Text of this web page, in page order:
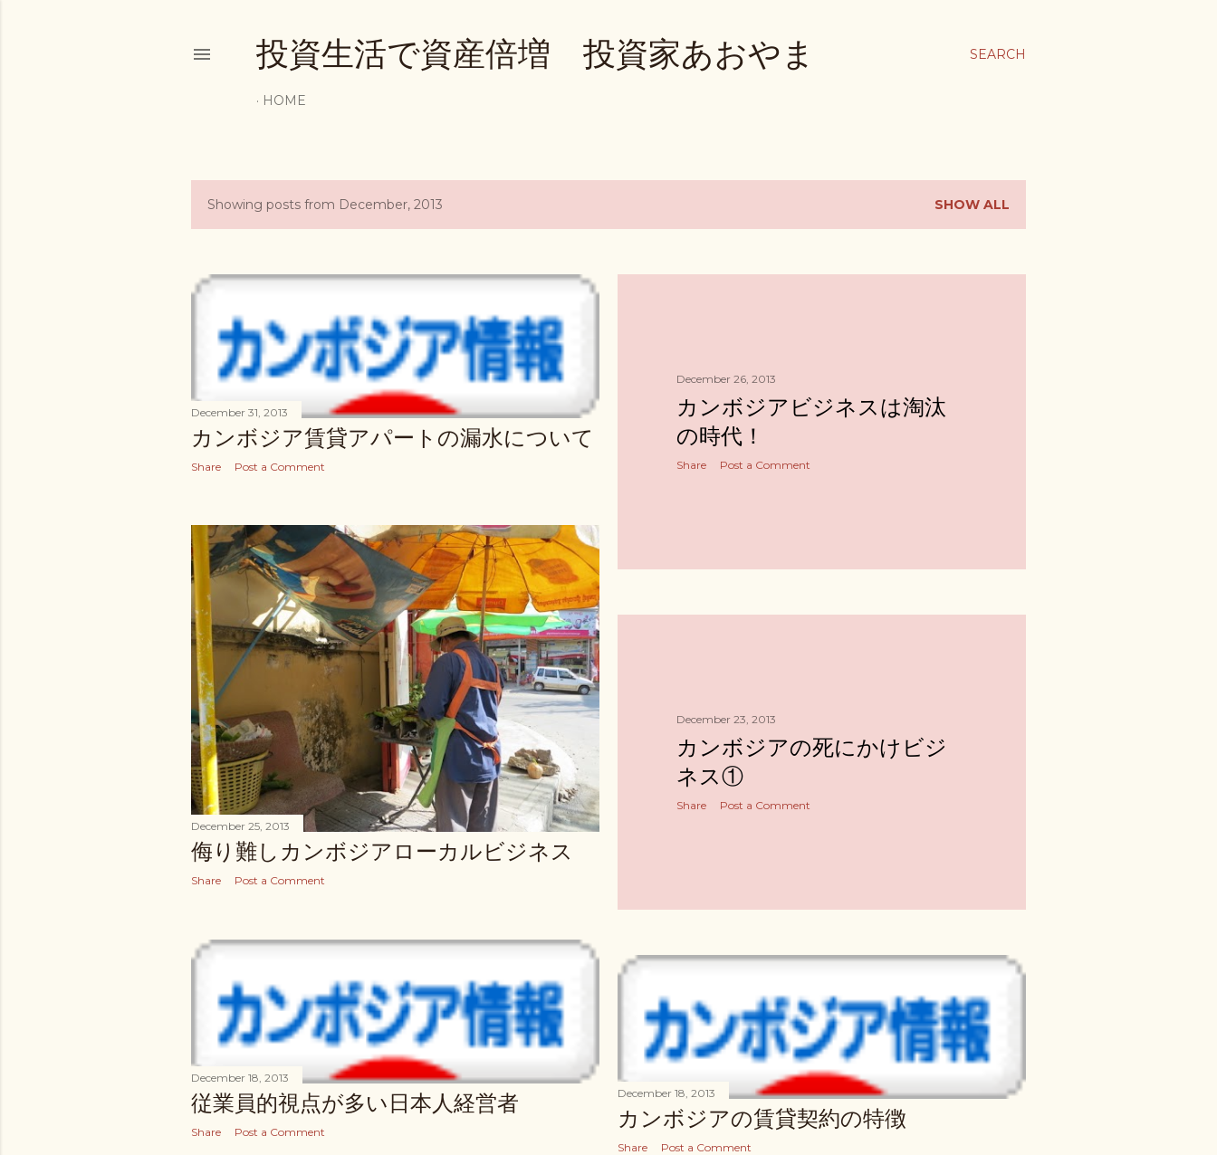
SEARCH
投資生活で資産倍増 投資家あおやま
HOME
P
s
Showing posts from December, 2013 SHOW ALL
December 31, 2013
カンボジア賃貸アパートの漏水について
Share Post a Comment
December 26, 2013
カンボジアビジネスは淘汰
の時代！
Share Post a Comment
December 25, 2013
侮り難しカンボジアローカルビジネス
Share Post a Comment
December 23, 2013
カンボジアの死にかけビジ
ネス①
Share Post a Comment
December 18, 2013
従業員的視点が多い日本人経営者
Share Post a Comment
December 18, 2013
カンボジアの賃貸契約の特徴
Share Post a Comment